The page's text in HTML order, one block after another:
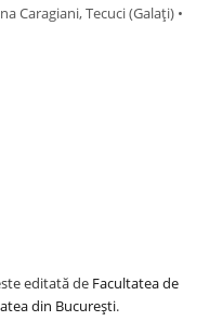
Caragiani, Tecuci (Galaţi) •
editată de Facultatea de
din București.